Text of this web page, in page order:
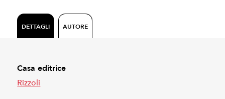
DETTAGLI AUTORE
Casa editrice
Rizzoli